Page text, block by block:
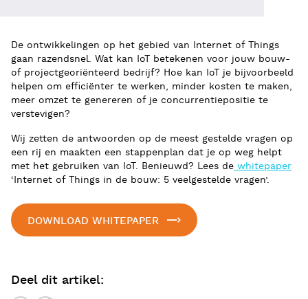
De ontwikkelingen op het gebied van Internet of Things
gaan razendsnel. Wat kan IoT betekenen voor jouw bouw-
of projectgeoriënteerd bedrijf? Hoe kan IoT je bijvoorbeeld
helpen om efficiënter te werken, minder kosten te maken,
meer omzet te genereren of je concurrentiepositie te
verstevigen?
Wij zetten de antwoorden op de meest gestelde vragen op
een rij en maakten een stappenplan dat je op weg helpt
met het gebruiken van IoT. Benieuwd? Lees de whitepaper
‘Internet of Things in de bouw: 5 veelgestelde vragen’.
DOWNLOAD WHITEPAPER
Deel dit artikel: